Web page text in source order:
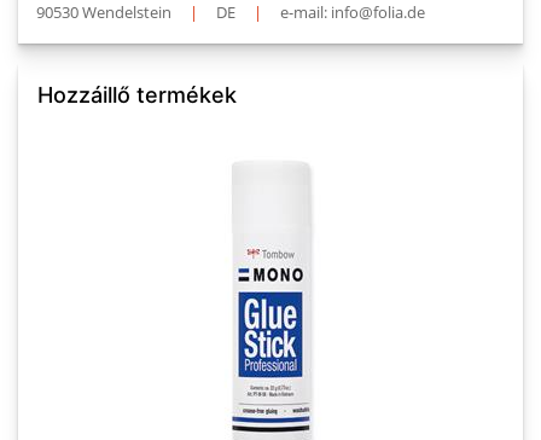
90530 Wendelstein
| DE | e-mail: info@folia.de
Hozzáillő termékek